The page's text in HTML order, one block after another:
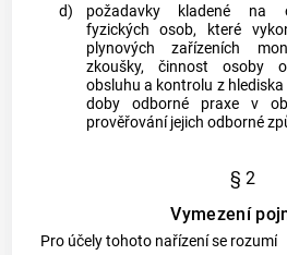
d)
požadavky kladené na
fyzických osob, které
plynových zařízeních
zkoušky, činnost osoby
obsluhu a kontrolu z
doby odborné praxe v
prověřování jejich odborné
§ 2
Vymezení
Pro účely tohoto nařízení se rozumí